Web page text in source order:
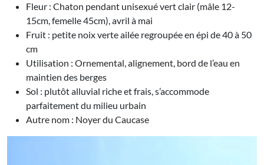
Fleur : Chaton pendant unisexué vert clair (mâle 12-
15cm, femelle 45cm), avril à mai
Fruit : petite noix verte ailée regroupée en épi de 40 à 50
cm
Utilisation : Ornemental, alignement, bord de l’eau en
maintien des berges
Sol : plutôt alluvial riche et frais, s’accommode
parfaitement du milieu urbain
Autre nom : Noyer du Caucase